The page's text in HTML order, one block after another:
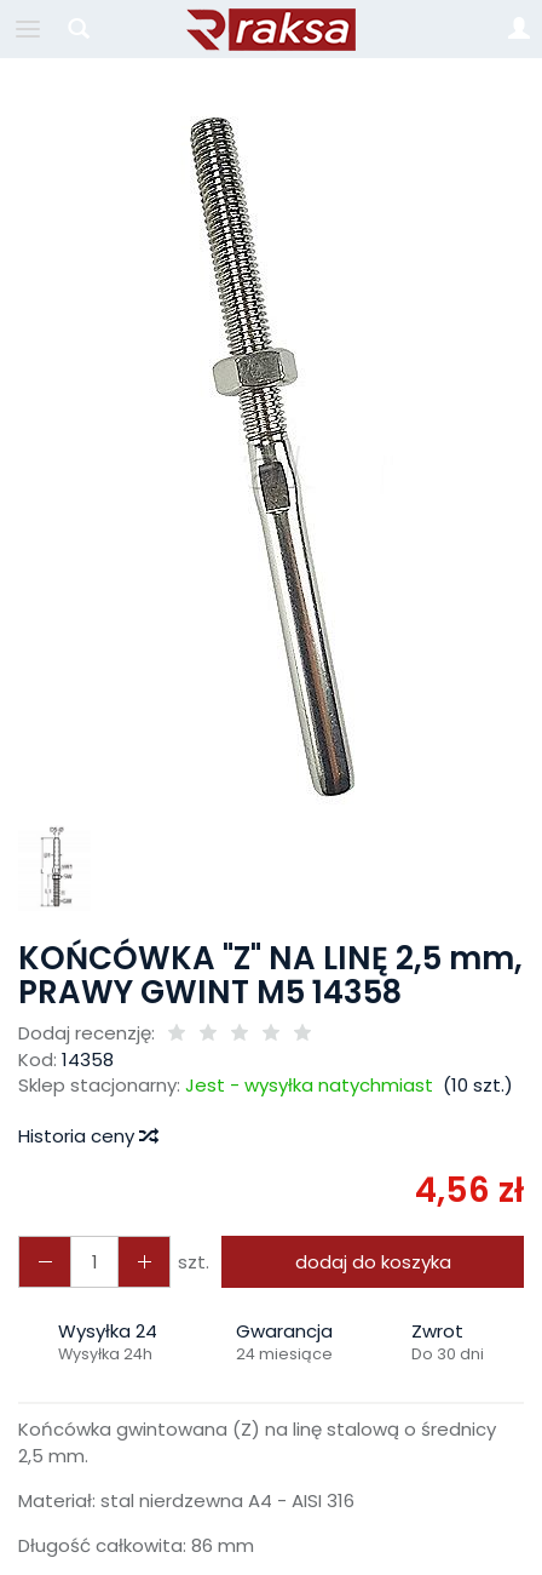
KOŃCÓWKA "Z" NA LINĘ 2,5 mm,
PRAWY GWINT M5 14358
Dodaj recenzję:
Kod: 14358
Sklep stacjonarny: Jest - wysyłka natychmiast (10 szt.)
Historia ceny
4,56 zł
szt. dodaj do koszyka
Wysyłka 24
Wysyłka 24h
Gwarancja
24 miesiące
Zwrot
Do 30 dni
Końcówka gwintowana (Z) na linę stalową o średnicy
2,5 mm.
Materiał: stal nierdzewna A4 - AISI 316
Długość całkowita: 86 mm